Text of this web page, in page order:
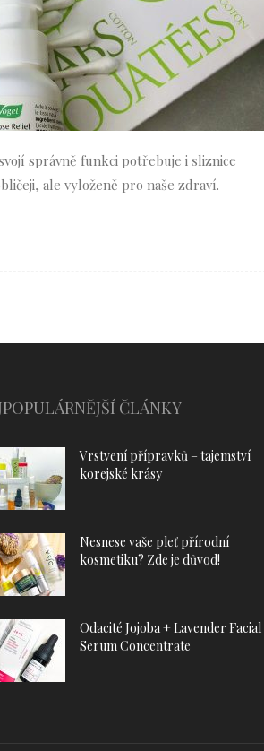
správně funkci potřebuje i sliznice
ale vyloženě pro naše zdraví.
ČLÁNKY
Vrstvení přípravků – tajemství
korejské krásy
Nesnese vaše pleť přírodní
kosmetiku? Zde je důvod!
Odacité Jojoba + Lavender Facial
Serum Concentrate